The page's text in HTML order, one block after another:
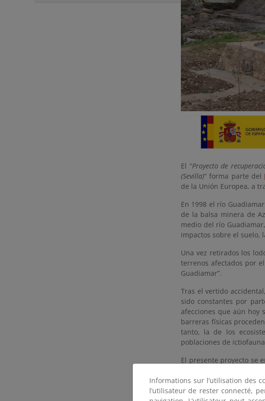
El “Proyecto de
(Sevilla)” forma parte del
de la Unión Europea, a
En 1998 el río
de la balsa minera de
medio del río
impactos sobre el suelo,
Una vez retirados los
terrenos afectados por
Guadiamar”.
Tras el vertido
sido constantes por
afecciones que aún hoy
barreras físicas
tanto, la de los
poblaciones de
El presente proyecto se
incluye en el Plan
público hidráulico”.
Guadiamar para la
Informations sur l’utilisation des
l’utilisateur de rester connecté,